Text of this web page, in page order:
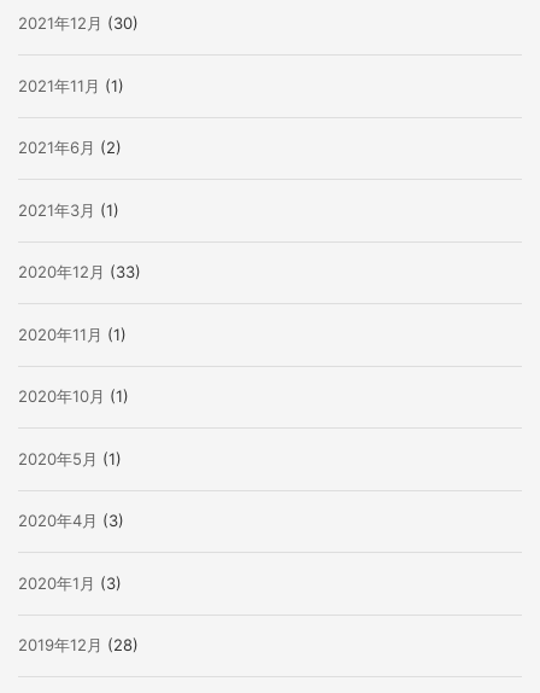
2021年12月 (30)
2021年11月 (1)
2021年6月 (2)
2021年3月 (1)
2020年12月 (33)
2020年11月 (1)
2020年10月 (1)
2020年5月 (1)
2020年4月 (3)
2020年1月 (3)
2019年12月 (28)